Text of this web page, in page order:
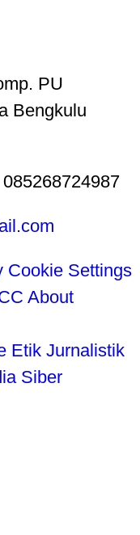
PU
Bengkulu
Cookie Settings
About
Etik Jurnalistik
Siber